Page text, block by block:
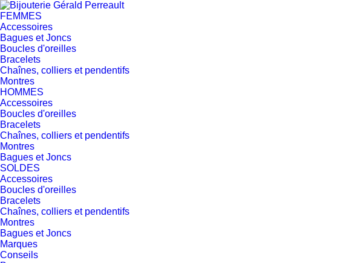
FEMMES
Accessoires
Bagues et Joncs
Boucles d'oreilles
Bracelets
Chaînes, colliers et pendentifs
Montres
HOMMES
Accessoires
Boucles d'oreilles
Bracelets
Chaînes, colliers et pendentifs
Montres
Bagues et Joncs
SOLDES
Accessoires
Boucles d'oreilles
Bracelets
Chaînes, colliers et pendentifs
Montres
Bagues et Joncs
Marques
Conseils